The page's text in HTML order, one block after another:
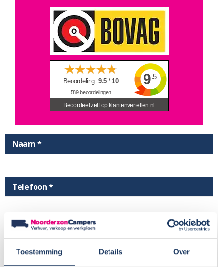
Toestemming Details Over
Beoordeling: 9.5/ 10
589beoordelingen
9.5
Beoordeel zelf op klantenvertellen.nl
Naam *
Telefoon *
E-mailadres *